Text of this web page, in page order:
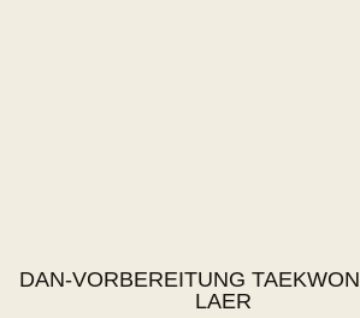
DAN-VORBEREITUNG
LAER